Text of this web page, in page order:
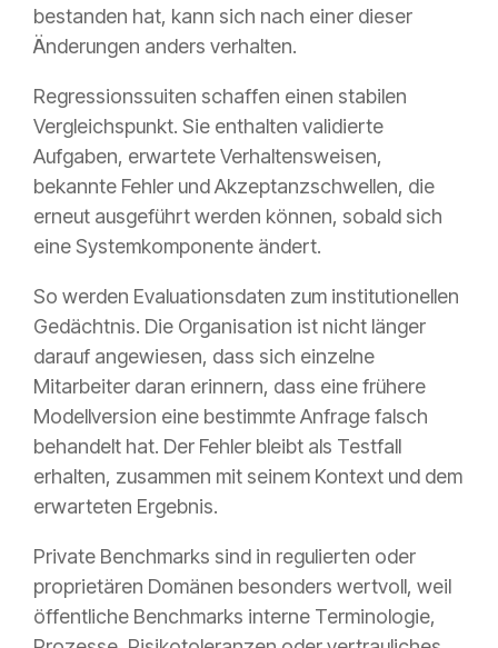
bestanden hat, kann sich nach einer dieser
Änderungen anders verhalten.
Regressionssuiten schaffen einen stabilen
Vergleichspunkt. Sie enthalten validierte
Aufgaben, erwartete Verhaltensweisen,
bekannte Fehler und Akzeptanzschwellen, die
erneut ausgeführt werden können, sobald sich
eine Systemkomponente ändert.
So werden Evaluationsdaten zum institutionellen
Gedächtnis. Die Organisation ist nicht länger
darauf angewiesen, dass sich einzelne
Mitarbeiter daran erinnern, dass eine frühere
Modellversion eine bestimmte Anfrage falsch
behandelt hat. Der Fehler bleibt als Testfall
erhalten, zusammen mit seinem Kontext und dem
erwarteten Ergebnis.
Private Benchmarks sind in regulierten oder
proprietären Domänen besonders wertvoll, weil
öffentliche Benchmarks interne Terminologie,